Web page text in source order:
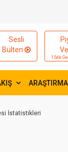
Sesli
Bülten
15dk
İstatistikleri